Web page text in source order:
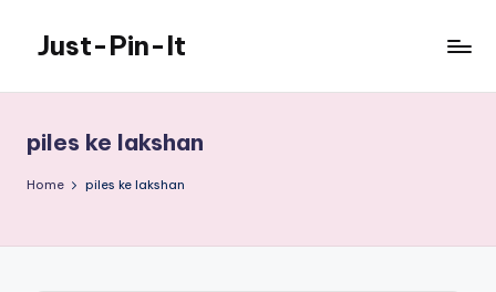
content
Just-Pin-It
piles ke lakshan
Home piles ke lakshan